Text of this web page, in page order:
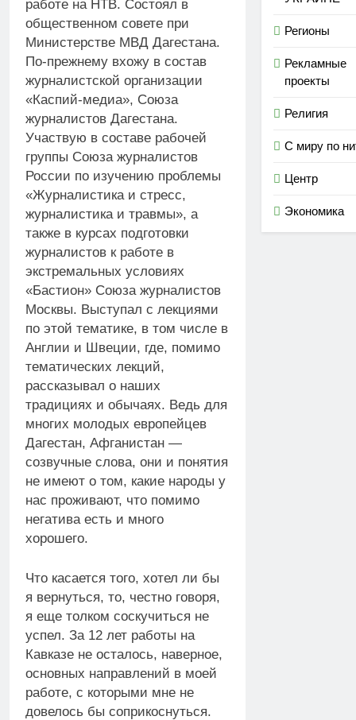
работе на НТВ. Состоял в
общественном совете при
Министерстве МВД Дагестана.
По-прежнему вхожу в состав
журналистской организации
«Каспий-медиа», Союза
журналистов Дагестана.
Участвую в составе рабочей
группы Союза журналистов
России по изучению проблемы
«Журналистика и стресс,
журналистика и травмы», а
также в курсах подготовки
журналистов к работе в
экстремальных условиях
«Бастион» Союза журналистов
Москвы. Выступал с лекциями
по этой тематике, в том числе в
Англии и Швеции, где, помимо
тематических лекций,
рассказывал о наших
традициях и обычаях. Ведь для
многих молодых европейцев
Дагестан, Афганистан —
созвучные слова, они и понятия
не имеют о том, какие народы у
нас проживают, что помимо
негатива есть и много
хорошего.
Что касается того, хотел ли бы
я вернуться, то, честно говоря,
я еще толком соскучиться не
успел. За 12 лет работы на
Кавказе не осталось, наверное,
основных направлений в моей
работе, с которыми мне не
довелось бы соприкоснуться.
Регионы
Рекламные
проекты
Религия
С миру по
Центр
Экономика